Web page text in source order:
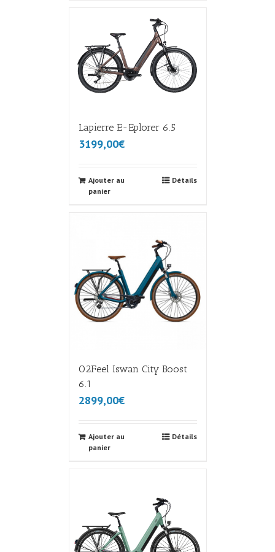
Lapierre E-Eplorer 6.5
3199,00€
Ajouter au
panier
Détails
O2Feel Iswan City Boost
6.1
2899,00€
Ajouter au
panier
Détails